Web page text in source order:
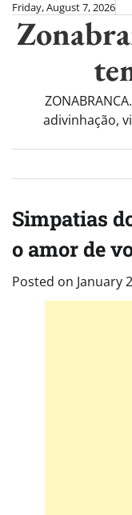
Skip
content
Friday, August 7, 2026
adivinhação,
Simpatias
o amor de
Posted on January